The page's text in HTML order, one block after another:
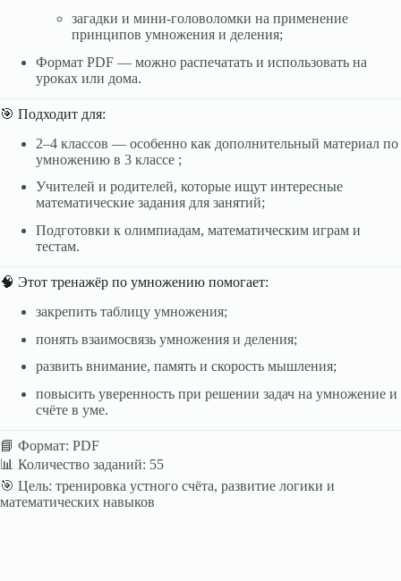
загадки и мини-головоломки на применение
принципов умножения и деления;
Формат PDF — можно распечатать и использовать на
уроках или дома.
🎯 Подходит для:
2–4 классов — особенно как дополнительный материал по
умножению в 3 классе ;
Учителей и родителей, которые ищут интересные
математические задания для занятий;
Подготовки к олимпиадам, математическим играм и
тестам.
🧠 Этот тренажёр по умножению помогает:
закрепить таблицу умножения;
понять взаимосвязь умножения и деления;
развить внимание, память и скорость мышления;
повысить уверенность при решении задач на умножение и
счёте в уме.
📘 Формат: PDF
📊 Количество заданий: 55
🎯 Цель: тренировка устного счёта, развитие логики и
математических навыков